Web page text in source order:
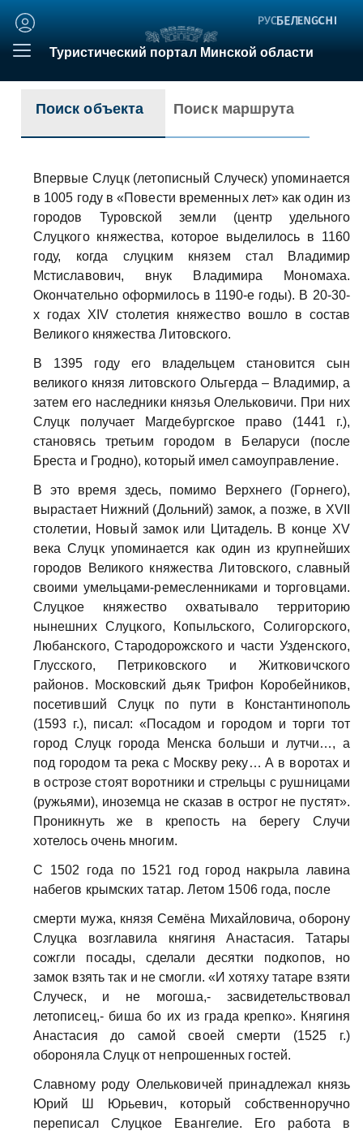
Туристический портал Минской области
Поиск объекта Поиск маршрута
Впервые Слуцк (летописный Случеск) упоминается
в 1005 году в «Повести временных лет» как один из
городов Туровской земли (центр удельного
Слуцкого княжества, которое выделилось в 1160
году, когда слуцким князем стал Владимир
Мстиславович, внук Владимира Мономаха.
Окончательно оформилось в 1190-е годы). В 20-30-
х годах XIV столетия княжество вошло в состав
Великого княжества Литовского.
В 1395 году его владельцем становится сын
великого князя литовского Ольгерда – Владимир, а
затем его наследники князья Олельковичи. При них
Слуцк получает Магдебургское право (1441 г.),
становясь третьим городом в Беларуси (после
Бреста и Гродно), который имел самоуправление.
В это время здесь, помимо Верхнего (Горнего),
вырастает Нижний (Дольний) замок, а позже, в XVII
столетии, Новый замок или Цитадель. В конце XV
века Слуцк упоминается как один из крупнейших
городов Великого княжества Литовского, славный
своими умельцами-ремесленниками и торговцами.
Слуцкое княжество охватывало территорию
нынешних Слуцкого, Копыльского, Солигорского,
Любанского, Стародорожского и части Узденского,
Глусского, Петриковского и Житковичского
районов. Московский дьяк Трифон Коробейников,
посетивший Слуцк по пути в Константинополь
(1593 г.), писал: «Посадом и городом и торги тот
город Слуцк города Менска больши и лутчи…, а
под городом та река с Москву реку… А в воротах и
в острозе стоят воротники и стрельцы с рушницами
(ружьями), иноземца не сказав в острог не пустят».
Проникнуть же в крепость на берегу Случи
хотелось очень многим.
С 1502 года по 1521 год город накрыла лавина
набегов крымских татар. Летом 1506 года, после
смерти мужа, князя Семёна Михайловича, оборону
Слуцка возглавила княгиня Анастасия. Татары
сожгли посады, сделали десятки подкопов, но
замок взять так и не смогли. «И хотяху татаре взяти
Случеск, и не могоша,- засвидетельствовал
летописец,- биша бо их из града крепко». Княгиня
Анастасия до самой своей смерти (1525 г.)
обороняла Слуцк от непрошенных гостей.
Славному роду Олельковичей принадлежал князь
Юрий Ш Юрьевич, который собственноручно
переписал Слуцкое Евангелие. Его работа в